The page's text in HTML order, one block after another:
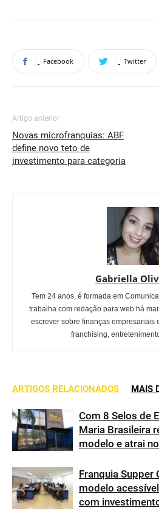
Facebook Twitter
Artigo anterior
Novas microfranquias: ABF
define novo teto de
investimento para categoria
Gabriella
Tem 24 anos, é formada em
trabalha com redação para web há
escrever sobre finanças empresariais
franchising,
ARTIGOS RELACIONADOS MAIS
Com 8 Selos de
Maria Brasileira
modelo e atrai
Franquia Supper
modelo
com